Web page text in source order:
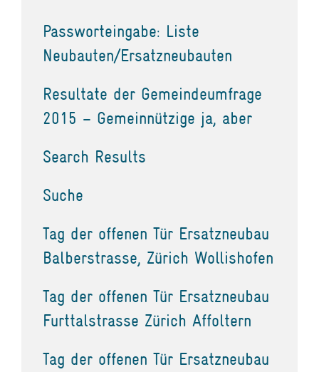
Passworteingabe: Liste
Neubauten/Ersatzneubauten
Resultate der Gemeindeumfrage
2015 – Gemeinnützige ja, aber
Search Results
Suche
Tag der offenen Tür Ersatzneubau
Balberstrasse, Zürich Wollishofen
Tag der offenen Tür Ersatzneubau
Furttalstrasse Zürich Affoltern
Tag der offenen Tür Ersatzneubau